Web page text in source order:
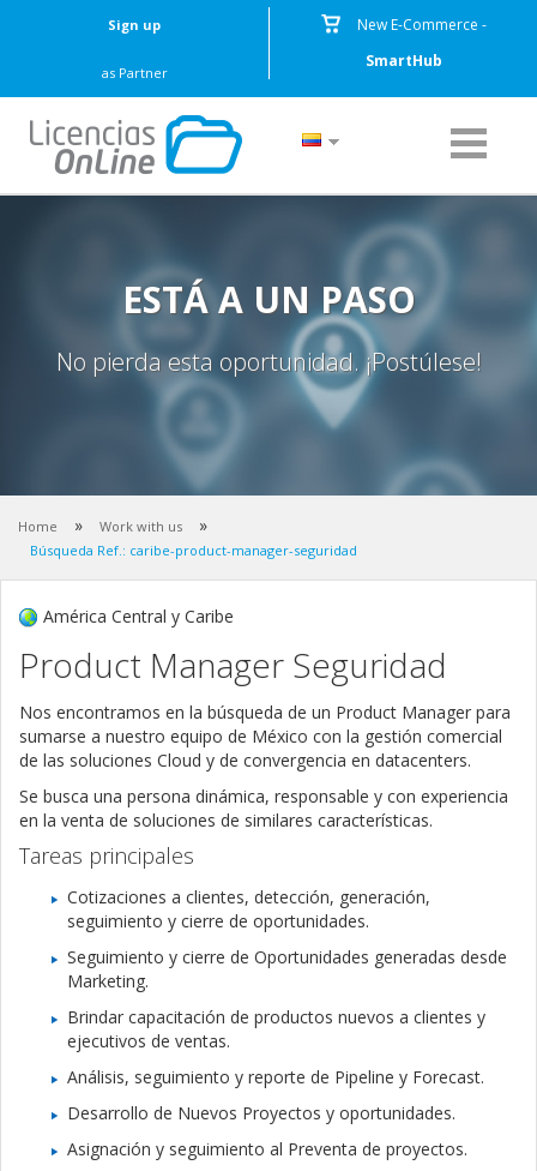
Sign up
as Partner
New E-Commerce -
SmartHub
ESTÁ A UN PASO
No pierda esta oportunidad. ¡Postúlese!
Home » Work with us »
Búsqueda Ref.: caribe-product-manager-seguridad
América Central y Caribe
Product Manager Seguridad
Nos encontramos en la búsqueda de un Product Manager para
sumarse a nuestro equipo de México con la gestión comercial
de las soluciones Cloud y de convergencia en datacenters.
Se busca una persona dinámica, responsable y con experiencia
en la venta de soluciones de similares características.
Tareas principales
Cotizaciones a clientes, detección, generación,
seguimiento y cierre de oportunidades.
Seguimiento y cierre de Oportunidades generadas desde
Marketing.
Brindar capacitación de productos nuevos a clientes y
ejecutivos de ventas.
Análisis, seguimiento y reporte de Pipeline y Forecast.
Desarrollo de Nuevos Proyectos y oportunidades.
Asignación y seguimiento al Preventa de proyectos.